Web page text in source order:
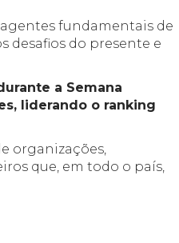
agentes fundamentais de
desafios do presente e
a Semana
liderando o ranking
organizações,
que, em todo o país,